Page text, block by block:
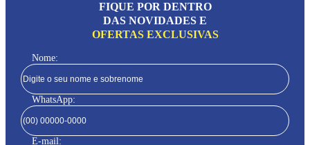
FIQUE POR DENTRO
DAS NOVIDADES E
OFERTAS EXCLUSIVAS
Nome:
WhatsApp:
E-mail: